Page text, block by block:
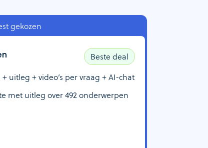
gekozen
Beste deal
uitleg + video’s per vraag + AI-chat
met uitleg over492onderwerpen